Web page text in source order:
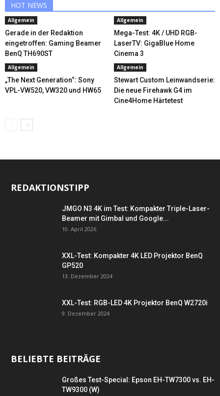
HOT NEWS
Allgemein
Gerade in der Redaktion
eingetroffen: Gaming Beamer
BenQ TH690ST
Allgemein
Mega-Test: 4K / UHD RGB-
LaserTV: GigaBlue Home
Cinema 3
Allgemein
„The Next Generation“: Sony
VPL-VW520, VW320 und HW65
Allgemein
Stewart Custom Leinwandserie:
Die neue Firehawk G4 im
Cine4Home Härtetest
REDAKTIONSTIPP
JMGO N3 4K im Test: Kompakter Triple-Laser-
Beamer mit Gimbal und Google...
10. April 2026
XXL-Test: Kompakter 4K LED Projektor BenQ
GP520
13. Dezember 2024
XXL-Test: RGB-LED 4K Projektor BenQ W2720i
9. Dezember 2024
BELIEBTE BEITRÄGE
Großes Test-Special: Epson EH-TW7300 vs. EH-
TW9300 (W)